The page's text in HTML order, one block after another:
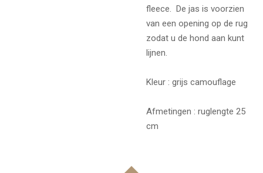
fleece. De jas is voorzien
van een opening op de rug
zodat u de hond aan kunt
lijnen.
Kleur : grijs camouflage
Afmetingen : ruglengte 25
cm